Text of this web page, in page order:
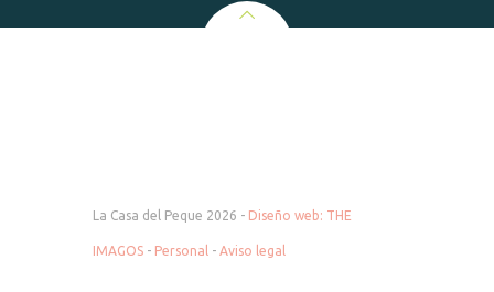
La Casa del Peque 2026 - Diseño web: THE
IMAGOS - Personal - Aviso legal